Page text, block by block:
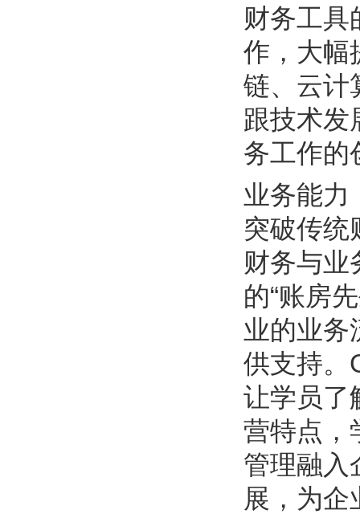
财务工具
作，大幅
链、云计
跟技术发
务工作的
业务能力
突破传统
财务与业
的“账房
业的业务
供支持。
让学员了
营特点，
管理融入
展，为企